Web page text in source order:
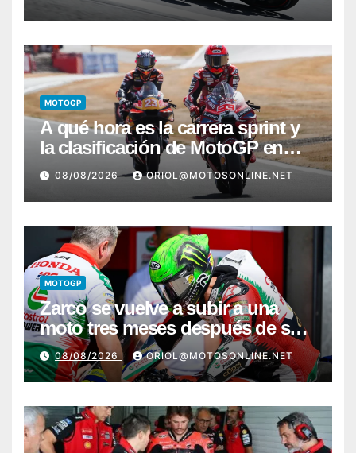
MOTOGP
A qué hora es la carrera sprint y
la clasificación de MotoGP en
Silverstone
08/08/2026 ORIOL@MOTOSONLINE.NET
MOTOGP
Zarco se vuelve a subir a una
moto tres meses después de su
grave lesión
08/08/2026 ORIOL@MOTOSONLINE.NET